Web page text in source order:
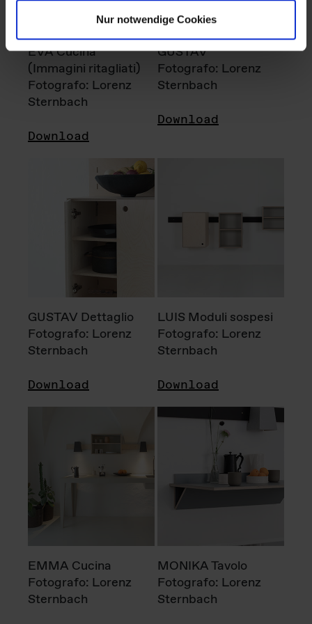
Nur notwendige Cookies
EVA Cucina
(Immagini ritagliati)
Fotografo: Lorenz
Sternbach
Download
GUSTAV
Fotografo: Lorenz
Sternbach
Download
GUSTAV Dettaglio
Fotografo: Lorenz
Sternbach
Download
LUIS Moduli sospesi
Fotografo: Lorenz
Sternbach
Download
EMMA Cucina
Fotografo: Lorenz
Sternbach
MONIKA Tavolo
Fotografo: Lorenz
Sternbach